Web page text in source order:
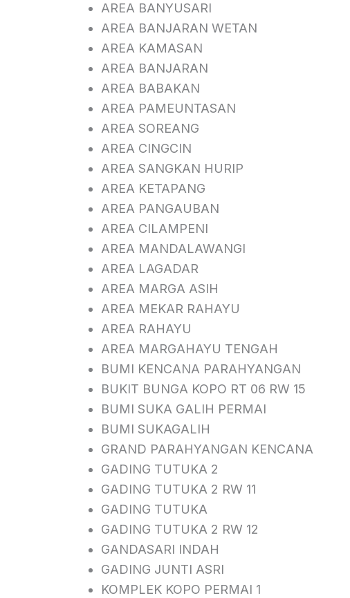
AREA BANYUSARI
AREA BANJARAN WETAN
AREA KAMASAN
AREA BANJARAN
AREA BABAKAN
AREA PAMEUNTASAN
AREA SOREANG
AREA CINGCIN
AREA SANGKAN HURIP
AREA KETAPANG
AREA PANGAUBAN
AREA CILAMPENI
AREA MANDALAWANGI
AREA LAGADAR
AREA MARGA ASIH
AREA MEKAR RAHAYU
AREA RAHAYU
AREA MARGAHAYU TENGAH
BUMI KENCANA PARAHYANGAN
BUKIT BUNGA KOPO RT 06 RW 15
BUMI SUKA GALIH PERMAI
BUMI SUKAGALIH
GRAND PARAHYANGAN KENCANA
GADING TUTUKA 2
GADING TUTUKA 2 RW 11
GADING TUTUKA
GADING TUTUKA 2 RW 12
GANDASARI INDAH
GADING JUNTI ASRI
KOMPLEK KOPO PERMAI 1